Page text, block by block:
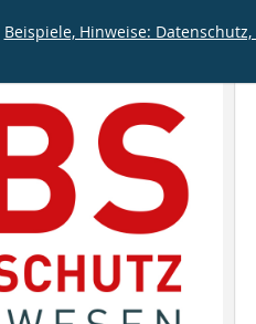
Beispiele, Hinweise: